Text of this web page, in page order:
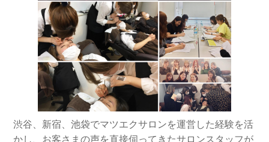
渋谷、新宿、池袋でマツエクサロンを運営した経験を活
かし、お客さまの声を直接伺ってきたサロンスタッフが